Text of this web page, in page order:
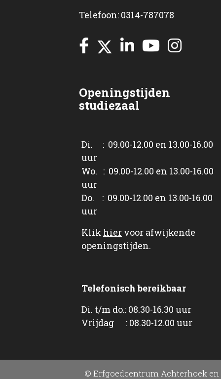
Telefoon: 0314-787078
Openingstijden
studiezaal
Di. : 09.00-12.00 en 13.00-16.00
uur
Wo. : 09.00-12.00 en 13.00-16.00
uur
Do. : 09.00-12.00 en 13.00-16.00
uur
Klik hier voor afwijkende
openingstijden.
Telefonisch bereikbaar
Di. t/m do.: 08.30-16.30 uur
Vrijdag : 08.30-12.00 uur
© Erfgoedcentrum Achterhoek en